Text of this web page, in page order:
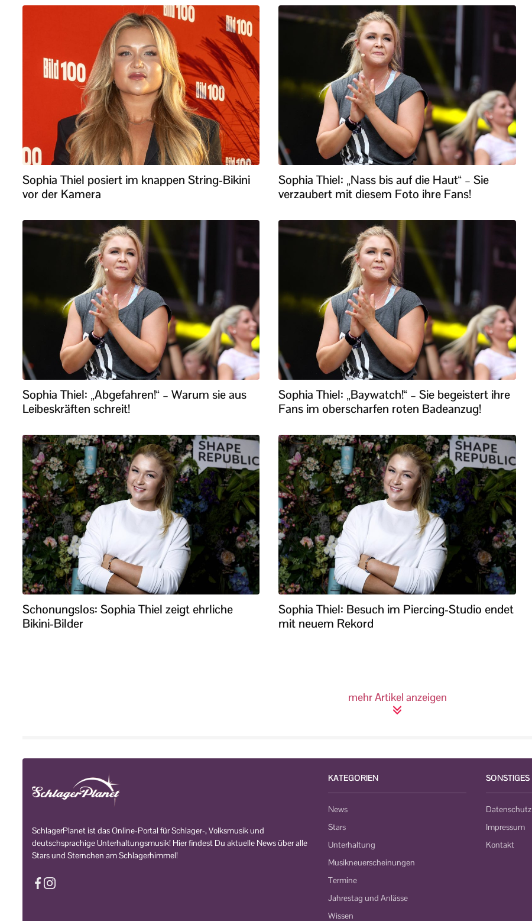
Sophia Thiel posiert im knappen String-Bikini
vor der Kamera
Sophia Thiel: „Nass bis auf die Haut“ – Sie
verzaubert mit diesem Foto ihre Fans!
Sophia Thiel: „Abgefahren!“ – Warum sie aus
Leibeskräften schreit!
Sophia Thiel: „Baywatch!“ – Sie begeistert ihre
Fans im oberscharfen roten Badeanzug!
Schonungslos: Sophia Thiel zeigt ehrliche
Bikini-Bilder
Sophia Thiel: Besuch im Piercing-Studio endet
mit neuem Rekord
mehr Artikel anzeigen
SchlagerPlanet ist das Online-Portal für Schlager-, Volksmusik und
deutschsprachige Unterhaltungsmusik! Hier findest Du aktuelle News über alle
Stars und Sternchen am Schlagerhimmel!
KATEGORIEN
News
Stars
Unterhaltung
Musikneuerscheinungen
Termine
Jahrestag und Anlässe
Wissen
SONSTIGES
Datenschutz
Impressum
Kontakt